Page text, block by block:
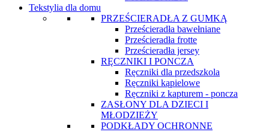
Tekstylia dla domu
PRZEŚCIERADŁA Z GUMKĄ
Prześcieradła bawełniane
Prześcieradła frotte
Prześcieradła jersey
RĘCZNIKI I PONCZA
Ręczniki dla przedszkola
Ręczniki kąpielowe
Ręczniki z kapturem - poncza
ZASŁONY DLA DZIECI I
MŁODZIEŻY
PODKŁADY OCHRONNE